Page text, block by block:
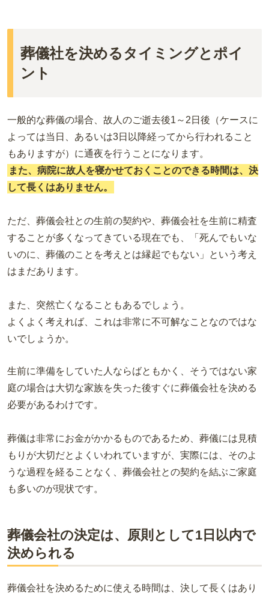
葬儀社を決めるタイミングとポイ
ント
一般的な葬儀の場合、故人のご逝去後1～2日後（ケースに
よっては当日、あるいは3日以降経ってから行われること
もありますが）に通夜を行うことになります。
また、病院に故人を寝かせておくことのできる時間は、決
して長くはありません。
ただ、葬儀会社との生前の契約や、葬儀会社を生前に精査
することが多くなってきている現在でも、「死んでもいな
いのに、葬儀のことを考えとは縁起でもない」という考え
はまだあります。
また、突然亡くなることもあるでしょう。
よくよく考えれば、これは非常に不可解なことなのではな
いでしょうか。
生前に準備をしていた人ならばともかく、そうではない家
庭の場合は大切な家族を失った後すぐに葬儀会社を決める
必要があるわけです。
葬儀は非常にお金がかかるものであるため、葬儀には見積
もりが大切だとよくいわれていますが、実際には、そのよ
うな過程を経ることなく、葬儀会社との契約を結ぶご家庭
も多いのが現状です。
葬儀会社の決定は、原則として1日以内で
決められる
葬儀会社を決めるために使える時間は、決して長くはあり